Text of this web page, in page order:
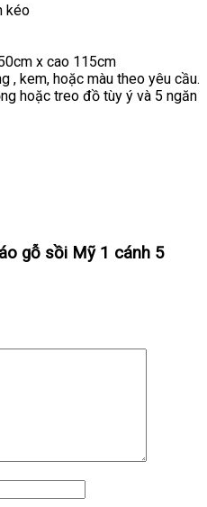
kéo
x cao 115cm
, kem, hoặc màu theo yêu cầu.
hoặc treo đồ tùy ý và 5 ngăn
gỗ sồi Mỹ 1 cánh 5